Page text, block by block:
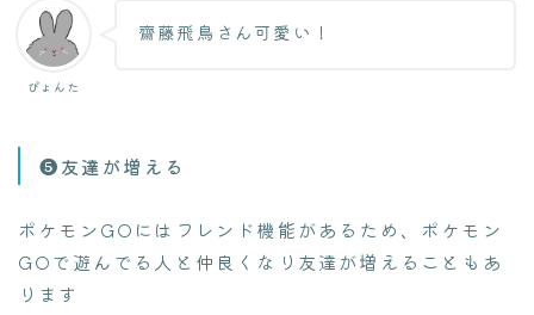
ぴょんた
齋藤飛鳥さん可愛い！
❺友達が増える
ポケモンGOにはフレンド機能があるため、ポケモン
GOで遊んでる人と仲良くなり友達が増えることもあ
ります